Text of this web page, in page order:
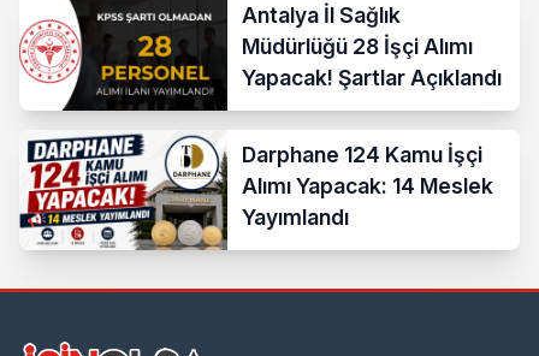
Antalya İl Sağlık
Müdürlüğü 28 İşçi Alımı
Yapacak! Şartlar Açıklandı
Darphane 124 Kamu İşçi
Alımı Yapacak: 14 Meslek
Yayımlandı